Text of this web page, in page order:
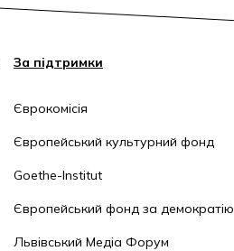
За підтримки
Єврокомісія
Європейський культурний фонд
Goethe-Institut
Європейський фонд за демократію
Львівський Медіа Форум